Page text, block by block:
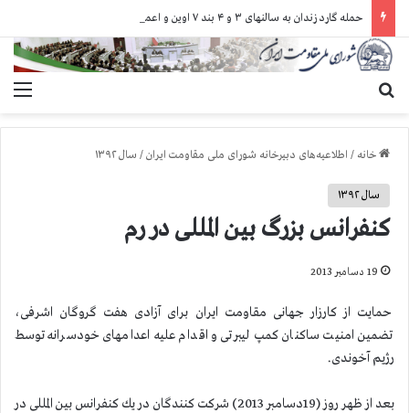
خانه / اطلاعیه‌های دبیرخانه شورای ملی مقاومت ایران/ سال ۱۳۹۲
سال ۱۳۹۲
كنفرانس بزرگ بین المللی در رم
19 دسامبر 2013
حمایت از كارزار جهانی مقاومت ایران برای آزادی هفت گروگان اشرفی،
تضمین امنیت ساكنان كمپ لیبرتی و اقدام علیه اعدامهای خودسرانه توسط
رژیم آخوندی.
بعد از ظهر روز (19دسامبر 2013) شركت كنندگان در یك كنفرانس بین المللی در